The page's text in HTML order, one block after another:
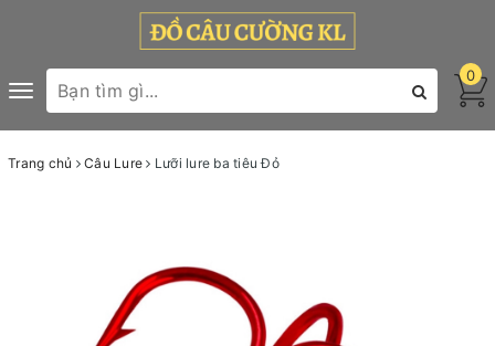
Toggle
navigation
0
Trang chủ Câu Lure Lưỡi lure ba tiêu Đỏ